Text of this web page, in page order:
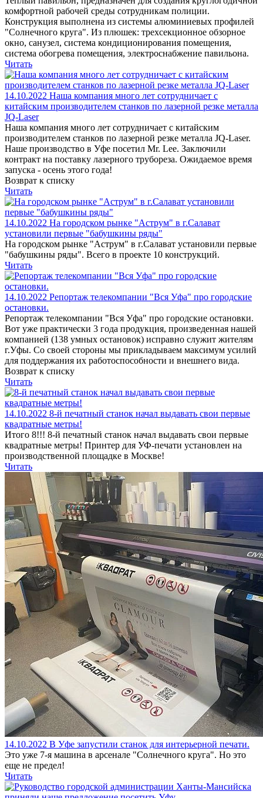
комфортной рабочей среды сотрудникам полиции.
Конструкция выполнена из системы алюминиевых профилей
"Солнечного круга". Из плюшек: трехсекционное обзорное
окно, санузел, система кондиционирования помещения,
система обогрева помещения, электроснабжение павильона.
Читать
14.10.2022 Наша компания много лет сотрудничает с
китайским производителем станков по лазерной резке металла
JQ-Laser
Наша компания много лет сотрудничает с китайским
производителем станков по лазерной резке металла JQ-Laser.
Наше производство в Уфе посетил Mr. Lee. Заключили
контракт на поставку лазерного трубореза. Ожидаемое время
запуска - осень этого года!
Возврат к списку
Читать
14.10.2022 На городском рынке "Аструм" в г.Салават
установили первые "бабушкины ряды"
На городском рынке "Аструм" в г.Салават установили первые
"бабушкины ряды". Всего в проекте 10 конструкций.
Читать
14.10.2022 Репортаж телекомпании "Вся Уфа" про городские
остановки.
Репортаж телекомпании "Вся Уфа" про городские остановки.
Вот уже практически 3 года продукция, произведенная нашей
компанией (138 умных остановок) исправно служит жителям
г.Уфы. Со своей стороны мы прикладываем максимум усилий
для поддержания их работоспособности и внешнего вида.
Возврат к списку
Читать
14.10.2022 8-й печатный станок начал выдавать свои первые
квадратные метры!
Итого 8!!! 8-й печатный станок начал выдавать свои первые
квадратные метры! Принтер для УФ-печати установлен на
производственной площадке в Москве!
Читать
14.10.2022 В Уфе запустили станок для интерьерной печати.
Это уже 7-я машина в арсенале "Солнечного круга". Но это
еще не предел!
Читать